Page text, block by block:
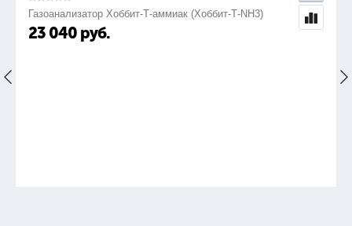
шлиц
Газоанализатор Хоббит-Т-аммиак (Хоббит-Т-NH3)
23 040 руб.